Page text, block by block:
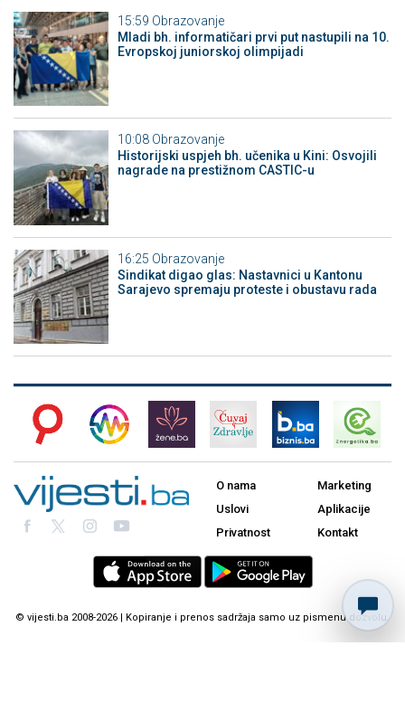
15:59 Obrazovanje
Mladi bh. informatičari prvi put nastupili na 10.
Evropskoj juniorskoj olimpijadi
10:08 Obrazovanje
Historijski uspjeh bh. učenika u Kini: Osvojili
nagrade na prestižnom CASTIC-u
16:25 Obrazovanje
Sindikat digao glas: Nastavnici u Kantonu
Sarajevo spremaju proteste i obustavu rada
O nama
Uslovi
Privatnost
Marketing
Aplikacije
Kontakt
© vijesti.ba 2008-2026 | Kopiranje i prenos sadržaja samo uz pismenu dozvolu.